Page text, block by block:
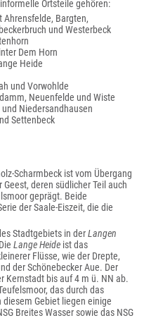
Ortsteile gehören:
Ahrensfelde, Bargten,
und Westerbeck
Dem Horn
Heide
und Vorwohlde
Neuenfelde und Wiste
Niedersandhausen
Settenbeck
Scharmbeck ist vom Übergang
deren südlicher Teil auch
geprägt. Beide
der Saale-Eiszeit, die die
Stadtgebiets in derLangen
Lange Heide ist das
Flüsse, wie der Drepte,
der Schönebecker Aue. Der
Kernstadt bis auf 4 m ü. NN ab.
das durch das
Gebiet liegen einige
Breites Wasser sowie das NSG